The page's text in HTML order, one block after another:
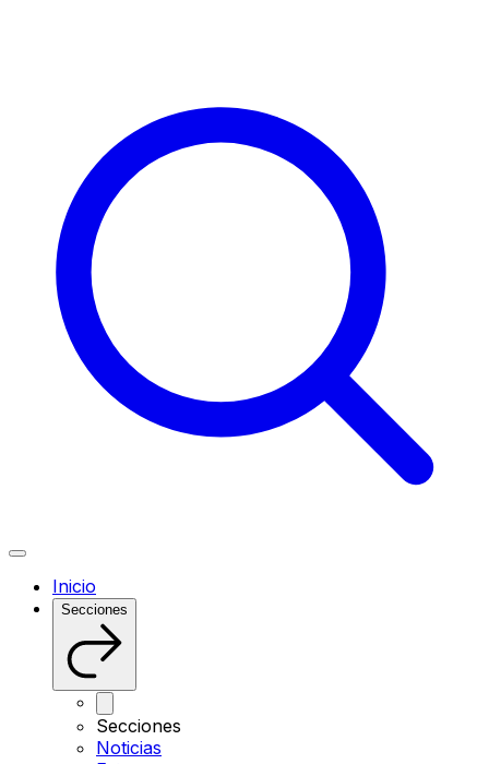
Inicio
Secciones
Secciones
Noticias